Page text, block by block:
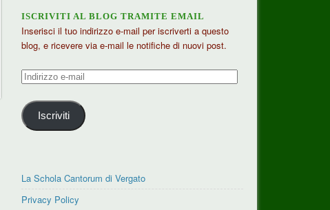
ISCRIVITI AL BLOG TRAMITE EMAIL
Inserisci il tuo indirizzo e-mail per iscriverti a questo
blog, e ricevere via e-mail le notifiche di nuovi post.
Indirizzo
mail
Iscriviti
La Schola Cantorum di Vergato
Privacy Policy